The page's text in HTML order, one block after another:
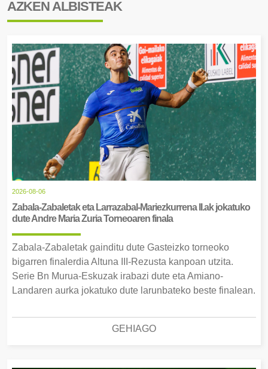
AZKEN ALBISTEAK
2026-08-06
Zabala-Zabaletak eta Larrazabal-Mariezkurrena II.ak jokatuko
dute Andre Maria Zuria Torneoaren finala
Zabala-Zabaletak gainditu dute Gasteizko torneoko
bigarren finalerdia Altuna III-Rezusta kanpoan utzita.
Serie Bn Murua-Eskuzak irabazi dute eta Amiano-
Landaren aurka jokatuko dute larunbateko beste finalean.
GEHIAGO